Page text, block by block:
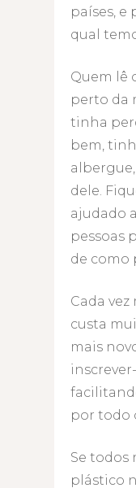
países, e
qual
Quem lê
perto da
tinha
bem,
dele.
ajudado
pessoas
de como
Cada
custa
mais
por todo
Se todos
plástico